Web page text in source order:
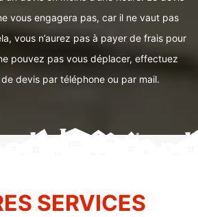
vous engagera pas, car il ne vaut pas
vous n’aurez pas à payer de frais pour
pouvez pas vous déplacer, effectuez
devis par téléphone ou par mail.
SERVICES